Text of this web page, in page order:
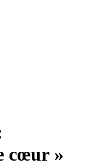
cœur »